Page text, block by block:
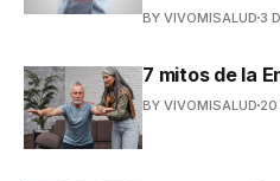
BY VIVOMISALUD 3
7 mitos de la
BY VIVOMISALUD 20